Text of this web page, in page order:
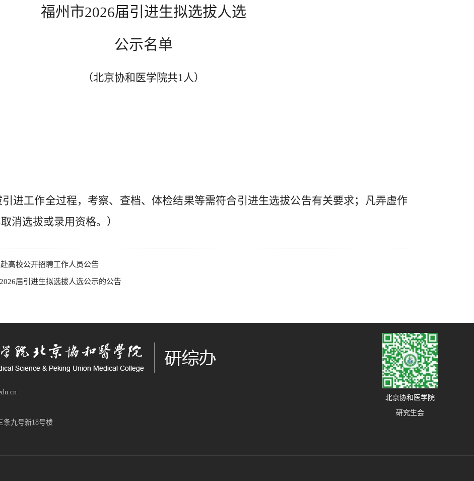
福州市2026届引进生拟选拔人选
公示名单
（北京协和医学院共1人）
引进工作全过程，考察、查档、体检结果等需符合引进生选拔公告有关要求；凡弄虚作
消选拔或录用资格。）
高校公开招聘工作人员公告
届引进生拟选拔人选公示的公告
条九号新18号楼
北京协和医学院
研究生会